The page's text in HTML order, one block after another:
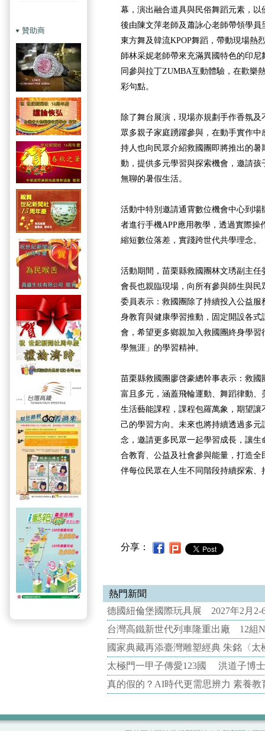
贊助商
幕，演出融合道具與民俗舞蹈元素，
後由陳文萍老師及蕭詠心老師帶領學
東方舞及韓流KPOP舞蹈，帶動現場熱
師林采妮老師帶來充滿異國特色的印
同參與拉丁ZUMBA互動體驗，在歡樂
彩句點。
除了舞台展演，現場亦規劃手作香氛
眾多親子家庭踴躍參與，在動手實作
持人也向民眾介紹救國團即將推出的
動，提供多元學習與探索機會，邀請
無聊的暑假生活。
活動中特別邀請通霄數位機會中心到
者進行手機APP應用教學，透過實際操
縮短數位落差，實踐跨世代共學理念。
活動期間，苗栗縣救國團林文琇副主
會長也親臨現場，向所有參與師生與
委員表示：救國團除了持續投入公益
身教育與健康學習推動，固定開設各
會，希望更多鄉親加入救國團終身學
學無涯」的學習精神。
苗栗縣救國團廖啓豪總幹事表示：救
富且多元，涵蓋飛輪運動、舞蹈律動
生活藝能課程，課程包羅萬象，期望
己的學習方向。未來也將持續透過多
念，邀請更多民眾一起學習成長，讓
合教育、公益及社會參與能量，打造
伴每位民眾在人生不同階段持續探索、
分享：
熱門新聞
德國紐倫堡國際玩具展 2027年2月2-
台灣高鐵新世代列車隆重出廠 12組
國家典藏再添臺灣雕塑經典 朱銘〈
太極門一甲子傳愛123國 洪道子博
真的假的？AI時代更需思辨力 素養